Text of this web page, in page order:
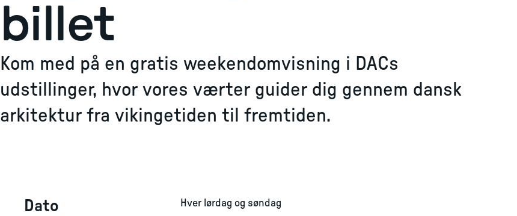
billet
Kom med på en gratis weekendomvisning i DACs
udstillinger, hvor vores værter guider dig gennem dansk
arkitektur fra vikingetiden til fremtiden.
Dato Hver lørdag og søndag